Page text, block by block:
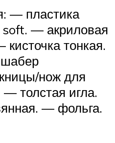
— пластика
soft. — акриловая
кисточка тонкая.
нож для
толстая игла.
— фольга.